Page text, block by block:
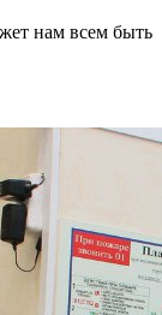
нам всем быть